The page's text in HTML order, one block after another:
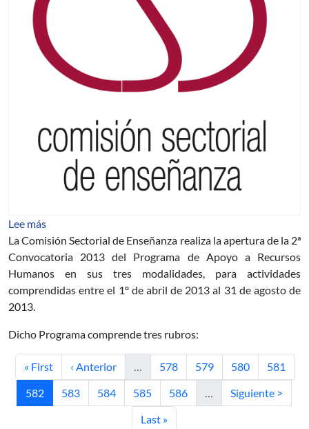
Lee más
La Comisión Sectorial de Enseñanza realiza la apertura de la 2ª
Convocatoria 2013 del Programa de Apoyo a Recursos
Humanos en sus tres modalidades, para actividades
comprendidas entre el 1º de abril de 2013 al 31 de agosto de
2013.
Dicho Programa comprende tres rubros:
Primera página
« First Página anterior
‹ Anterior Página
578 Página
579 Página
580 Página
581
Página actual
582 Página
583 Página
584 Página
585 Página
586 Siguiente página
Siguiente >
Última página
Last »